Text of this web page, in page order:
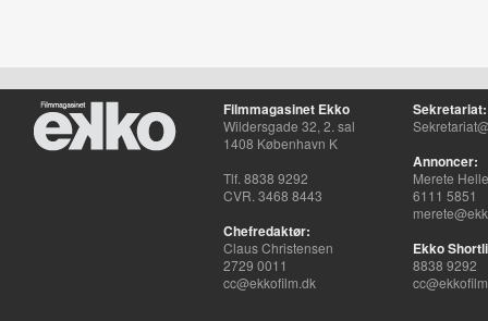
Filmmagasinet Ekko
Wildersgade 32, 2. sal
1408 København K
Tlf. 8838 9292
CVR. 3468 8443
Chefredaktør:
Claus Christensen
2729 0011
cc@ekkofilm.dk
Sekretariat:
Annoncer:
Merete
6111 5851
Ekko
8838 9292